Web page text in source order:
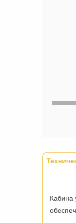
Tabs
Кабина